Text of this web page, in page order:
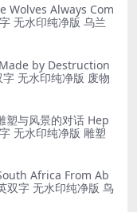
Wolves Always Com
无水印纯净版 乌兰
by Destruction
无水印纯净版 废物
塑与风景的对话 Hep
无水印纯净版 雕塑
Africa From Ab
双字 无水印纯净版 鸟